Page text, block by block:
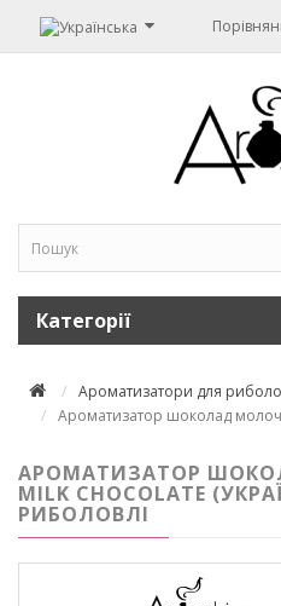
Категорії
Ароматизатори для
Ароматизатор шоколад
АРОМАТИЗАТОР
MILK CHOCOLATE
РИБОЛОВЛІ